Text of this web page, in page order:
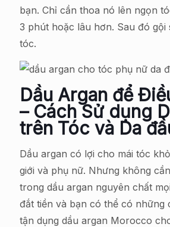
bạn. Chỉ cần thoa nó lên ngọn
3 phút hoặc lâu hơn. Sau đó gội
tóc.
Dầu Argan để
– Cách Sử dụng
trên Tóc và Da
Dầu argan có lợi cho mái tóc
giới và phụ nữ. Nhưng không
trong dầu argan nguyên chất
đắt tiền và bạn có thể có những
tận dụng dầu argan Morocco